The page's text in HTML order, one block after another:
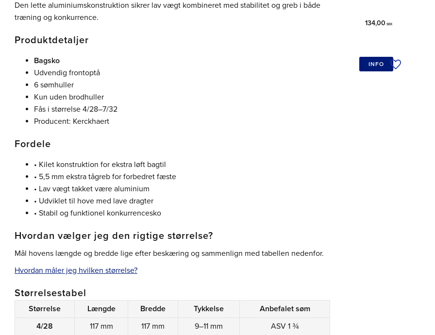
Den lette aluminiumskonstruktion sikrer lav vægt kombineret med stabilitet og greb i både
træning og konkurrence.
Produktdetaljer
Bagsko
Udvendig frontoptå
6 sømhuller
Kun uden brodhuller
Fås i størrelse 4/28–7/32
Producent: Kerckhaert
Fordele
• Kilet konstruktion for ekstra løft bagtil
• 5,5 mm ekstra tågreb for forbedret fæste
• Lav vægt takket være aluminium
• Udviklet til hove med lave dragter
• Stabil og funktionel konkurrencesko
Hvordan vælger jeg den rigtige størrelse?
Mål hovens længde og bredde lige efter beskæring og sammenlign med tabellen nedenfor.
Hvordan måler jeg hvilken størrelse?
Størrelsestabel
Størrelse Længde Bredde Tykkelse
Anbefalet søm
4/28
117 mm 117 mm 9–11 mm
ASV 1 ¾
134,00 SEK
Tilføj til
INFO